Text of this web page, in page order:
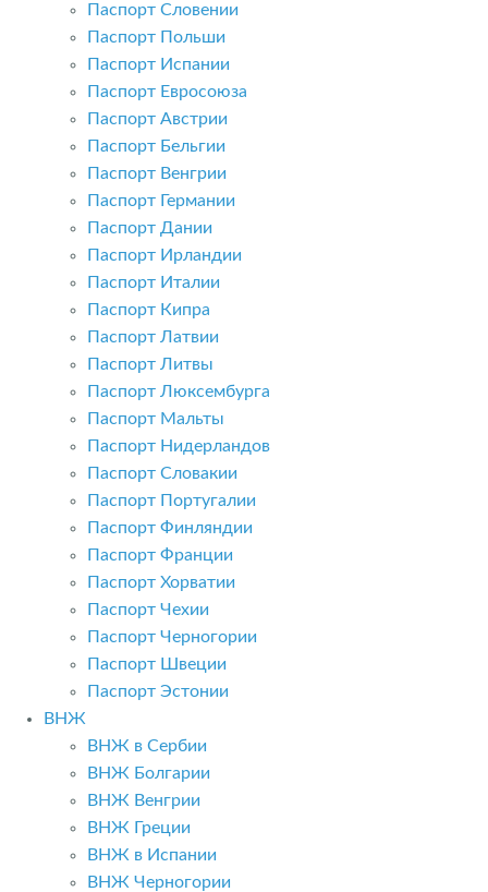
Паспорт Словении
Паспорт Польши
Паспорт Испании
Паспорт Евросоюза
Паспорт Австрии
Паспорт Бельгии
Паспорт Венгрии
Паспорт Германии
Паспорт Дании
Паспорт Ирландии
Паспорт Италии
Паспорт Кипра
Паспорт Латвии
Паспорт Литвы
Паспорт Люксембурга
Паспорт Мальты
Паспорт Нидерландов
Паспорт Словакии
Паспорт Португалии
Паспорт Финляндии
Паспорт Франции
Паспорт Хорватии
Паспорт Чехии
Паспорт Черногории
Паспорт Швеции
Паспорт Эстонии
ВНЖ
ВНЖ в Сербии
ВНЖ Болгарии
ВНЖ Венгрии
ВНЖ Греции
ВНЖ в Испании
ВНЖ Черногории